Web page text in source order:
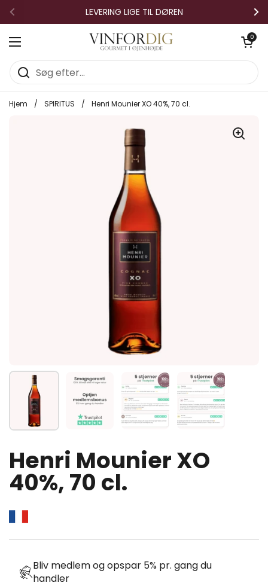
Gå til indhold
Forrige
LEVERING LIGE TIL DØREN
Åbn menuen
Åben
0
Hjem / SPIRITUS / Henri Mounier XO 40%, 70 cl.
Vis slide 1 Vis slide 2 Vis slide 3 Vis slide 4
Henri Mounier XO
40%, 70 cl.
Bliv medlem og opspar 5% pr. gang du
handler